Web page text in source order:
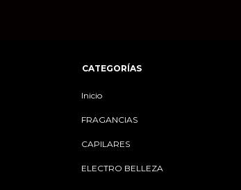
CATEGORÍAS
Inicio
FRAGANCIAS
CAPILARES
ELECTRO BELLEZA